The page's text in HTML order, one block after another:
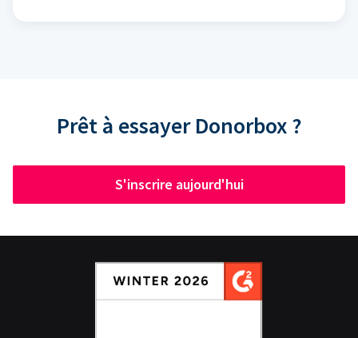
Prêt à essayer Donorbox ?
S'inscrire aujourd'hui